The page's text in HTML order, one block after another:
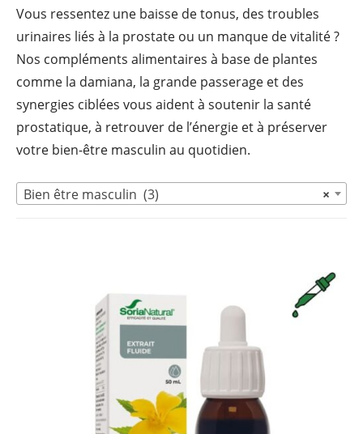
Vous ressentez une baisse de tonus, des troubles
urinaires liés à la prostate ou un manque de vitalité ?
Nos compléments alimentaires à base de plantes
comme la damiana, la grande passerage et des
synergies ciblées vous aident à soutenir la santé
prostatique, à retrouver de l’énergie et à préserver
votre bien-être masculin au quotidien.
×
Bien être masculin (3)